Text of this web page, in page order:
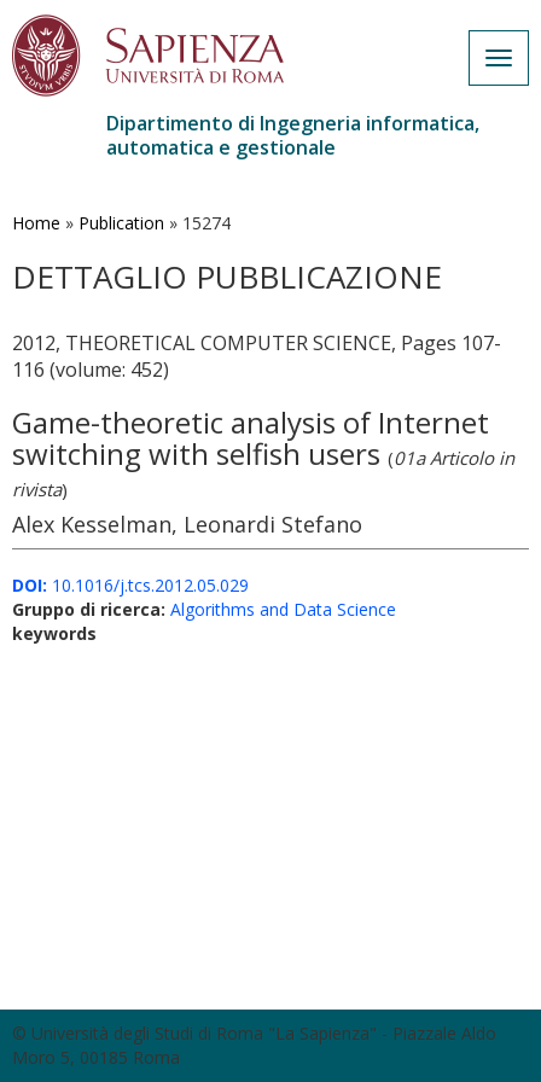
contenuto
Dipartimento di Ingegneria informatica,
automatica e gestionale
Home » Publication » 15274
DETTAGLIO PUBBLICAZIONE
2012, THEORETICAL COMPUTER SCIENCE, Pages 107-
116 (volume: 452)
Game-theoretic analysis of Internet
switching with selfish users (01a Articolo in
rivista)
Alex Kesselman, Leonardi Stefano
DOI: 10.1016/j.tcs.2012.05.029
Gruppo di ricerca: Algorithms and Data Science
keywords
© Università degli Studi di Roma "La Sapienza" - Piazzale Aldo
Moro 5, 00185 Roma